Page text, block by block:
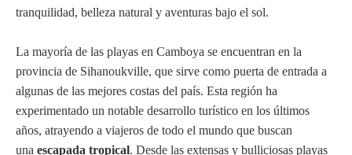
tranquilidad, belleza natural y aventuras bajo el sol.
La mayoría de las playas en Camboya se encuentran en la
provincia de Sihanoukville, que sirve como puerta de entrada a
algunas de las mejores costas del país. Esta región ha
experimentado un notable desarrollo turístico en los últimos
años, atrayendo a viajeros de todo el mundo que buscan
una escapada tropical. Desde las extensas y bulliciosas playas